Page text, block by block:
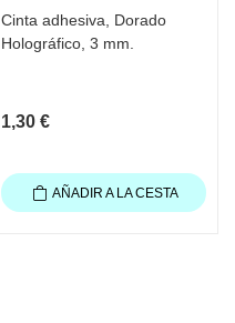
Cinta adhesiva, Dorado
Holográfico, 3 mm.
1,30 €
AÑADIR A LA CESTA